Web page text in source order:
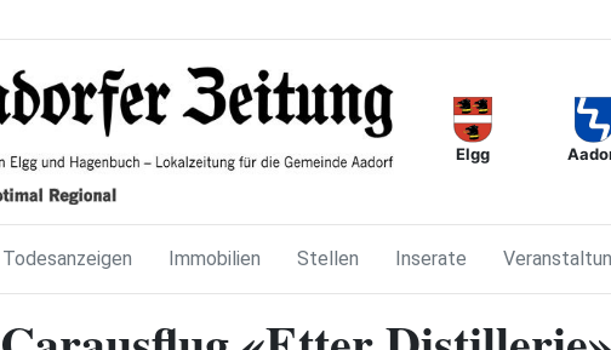
Elgg
Todesanzeigen Immobilien Stellen Inserate